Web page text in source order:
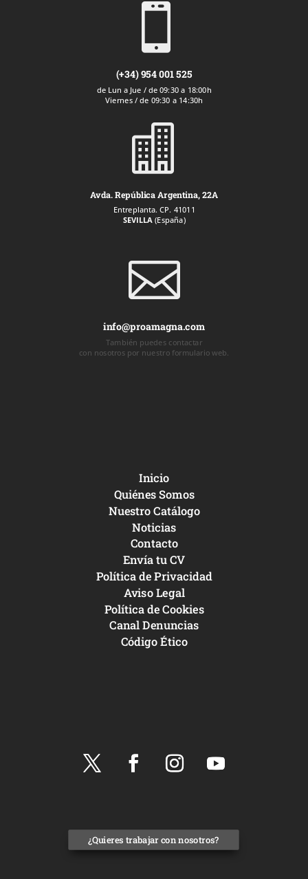

(+34) 954 001 525
de Lun a Jue / de 09:30 a 18:00h
Viernes / de 09:30 a 14:30h

Avda. República Argentina, 22A
Entreplanta. CP. 41011
SEVILLA (España)

info@proamagna.com
También puedes contactar
con nosotros por nuestro formulario web.
Inicio
Quiénes Somos
Nuestro Catálogo
Noticias
Contacto
Envía tu CV
Política de Privacidad
Aviso Legal
Política de Cookies
Canal Denuncias
Código Ético
¿Quieres trabajar con nosotros?